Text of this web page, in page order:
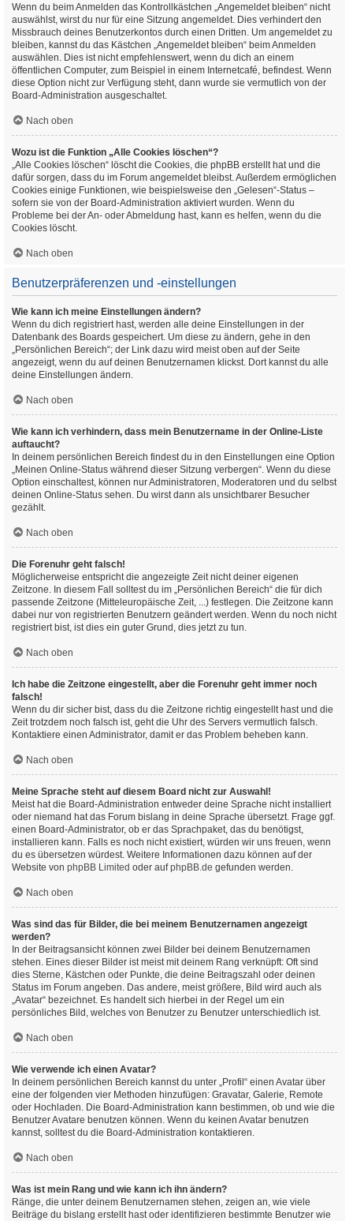
Wenn du beim Anmelden das Kontrollkästchen „Angemeldet bleiben“ nicht
auswählst, wirst du nur für eine Sitzung angemeldet. Dies verhindert den
Missbrauch deines Benutzerkontos durch einen Dritten. Um angemeldet zu
bleiben, kannst du das Kästchen „Angemeldet bleiben“ beim Anmelden
auswählen. Dies ist nicht empfehlenswert, wenn du dich an einem
öffentlichen Computer, zum Beispiel in einem Internetcafé, befindest. Wenn
diese Option nicht zur Verfügung steht, dann wurde sie vermutlich von der
Board-Administration ausgeschaltet.
Nach oben
Wozu ist die Funktion „Alle Cookies löschen“?
„Alle Cookies löschen“ löscht die Cookies, die phpBB erstellt hat und die
dafür sorgen, dass du im Forum angemeldet bleibst. Außerdem ermöglichen
Cookies einige Funktionen, wie beispielsweise den „Gelesen“-Status –
sofern sie von der Board-Administration aktiviert wurden. Wenn du
Probleme bei der An- oder Abmeldung hast, kann es helfen, wenn du die
Cookies löscht.
Nach oben
Benutzerpräferenzen und -einstellungen
Wie kann ich meine Einstellungen ändern?
Wenn du dich registriert hast, werden alle deine Einstellungen in der
Datenbank des Boards gespeichert. Um diese zu ändern, gehe in den
„Persönlichen Bereich“; der Link dazu wird meist oben auf der Seite
angezeigt, wenn du auf deinen Benutzernamen klickst. Dort kannst du alle
deine Einstellungen ändern.
Nach oben
Wie kann ich verhindern, dass mein Benutzername in der Online-Liste
auftaucht?
In deinem persönlichen Bereich findest du in den Einstellungen eine Option
„Meinen Online-Status während dieser Sitzung verbergen“. Wenn du diese
Option einschaltest, können nur Administratoren, Moderatoren und du selbst
deinen Online-Status sehen. Du wirst dann als unsichtbarer Besucher
gezählt.
Nach oben
Die Forenuhr geht falsch!
Möglicherweise entspricht die angezeigte Zeit nicht deiner eigenen
Zeitzone. In diesem Fall solltest du im „Persönlichen Bereich“ die für dich
passende Zeitzone (Mitteleuropäische Zeit, ...) festlegen. Die Zeitzone kann
dabei nur von registrierten Benutzern geändert werden. Wenn du noch nicht
registriert bist, ist dies ein guter Grund, dies jetzt zu tun.
Nach oben
Ich habe die Zeitzone eingestellt, aber die Forenuhr geht immer noch
falsch!
Wenn du dir sicher bist, dass du die Zeitzone richtig eingestellt hast und die
Zeit trotzdem noch falsch ist, geht die Uhr des Servers vermutlich falsch.
Kontaktiere einen Administrator, damit er das Problem beheben kann.
Nach oben
Meine Sprache steht auf diesem Board nicht zur Auswahl!
Meist hat die Board-Administration entweder deine Sprache nicht installiert
oder niemand hat das Forum bislang in deine Sprache übersetzt. Frage ggf.
einen Board-Administrator, ob er das Sprachpaket, das du benötigst,
installieren kann. Falls es noch nicht existiert, würden wir uns freuen, wenn
du es übersetzen würdest. Weitere Informationen dazu können auf der
Website von phpBB Limited oder aufphpBB.de gefunden werden.
Nach oben
Was sind das für Bilder, die bei meinem Benutzernamen angezeigt
werden?
In der Beitragsansicht können zwei Bilder bei deinem Benutzernamen
stehen. Eines dieser Bilder ist meist mit deinem Rang verknüpft: Oft sind
dies Sterne, Kästchen oder Punkte, die deine Beitragszahl oder deinen
Status im Forum angeben. Das andere, meist größere, Bild wird auch als
„Avatar“ bezeichnet. Es handelt sich hierbei in der Regel um ein
persönliches Bild, welches von Benutzer zu Benutzer unterschiedlich ist.
Nach oben
Wie verwende ich einen Avatar?
In deinem persönlichen Bereich kannst du unter „Profil“ einen Avatar über
eine der folgenden vier Methoden hinzufügen: Gravatar, Galerie, Remote
oder Hochladen. Die Board-Administration kann bestimmen, ob und wie die
Benutzer Avatare benutzen können. Wenn du keinen Avatar benutzen
kannst, solltest du die Board-Administration kontaktieren.
Nach oben
Was ist mein Rang und wie kann ich ihn ändern?
Ränge, die unter deinem Benutzernamen stehen, zeigen an, wie viele
Beiträge du bislang erstellt hast oder identifizieren bestimmte Benutzer wie